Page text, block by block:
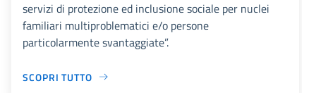
servizi di protezione ed inclusione sociale per nuclei
familiari multiproblematici e/o persone
particolarmente svantaggiate”.
SCOPRI TUTTO